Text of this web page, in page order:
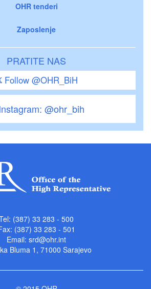
OHR tenderi
Zaposlenje
PRATITE NAS
Follow @OHR_BiH
@ohr_bih
(387) 33 283 - 500
(387) 33 283 - 501
Email: srd@ohr.int
Bluma 1, 71000 Sarajevo